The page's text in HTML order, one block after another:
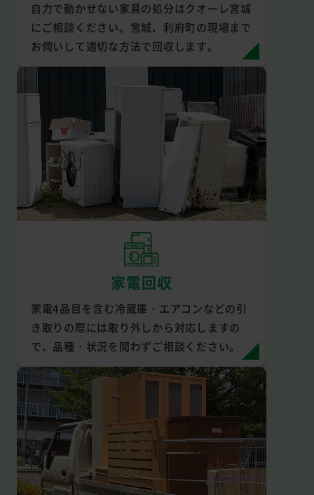
自力で動かせない家具の処分はクオーレ宮城
にご相談ください。宮城、利府町の現場まで
お伺いして適切な方法で回収します。
家電回収
家電4品目を含む冷蔵庫・エアコンなどの引
き取りの際には取り外しから対応しますの
で、品種・状況を問わずご相談ください。